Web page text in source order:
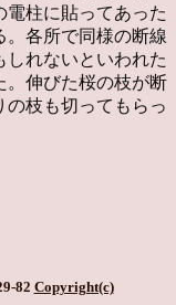
電柱に貼ってあった
。各所で同様の断線
しれないといわれた
。伸びた桜の枝が断
枝も切ってもらっ
82 Copyright(c)